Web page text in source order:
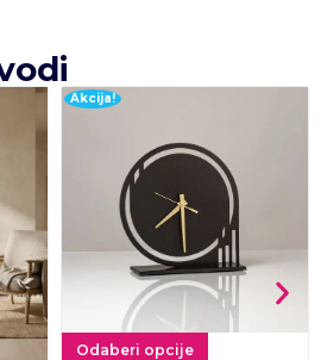
Akcija!
Odaberi opcije